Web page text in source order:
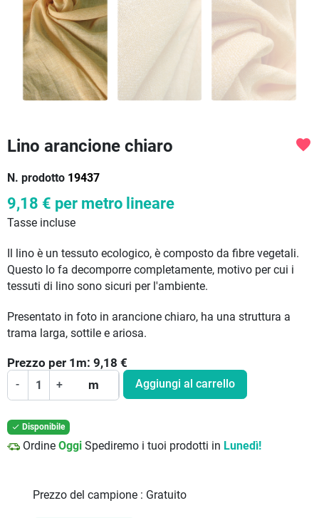
Lino arancione chiaro
N. prodotto 19437
favorite
9,18 € per metro lineare
Tasse incluse
Il lino è un tessuto ecologico, è composto da fibre vegetali.
Questo lo fa decomporre completamente, motivo per cui i
tessuti di lino sono sicuri per l'ambiente.
Presentato in foto in arancione chiaro, ha una struttura a
trama larga, sottile e ariosa.
Prezzo per 1 m: 9,18 €
- + m Aggiungi al carrello
 Disponibile
Ordine Oggi Spediremo i tuoi prodotti in Lunedì!
Prezzo del campione : Gratuito